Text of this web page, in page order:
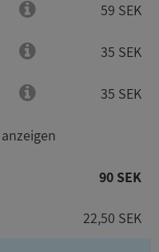
59 SEK
35 SEK
35 SEK
90 SEK
22,50 SEK